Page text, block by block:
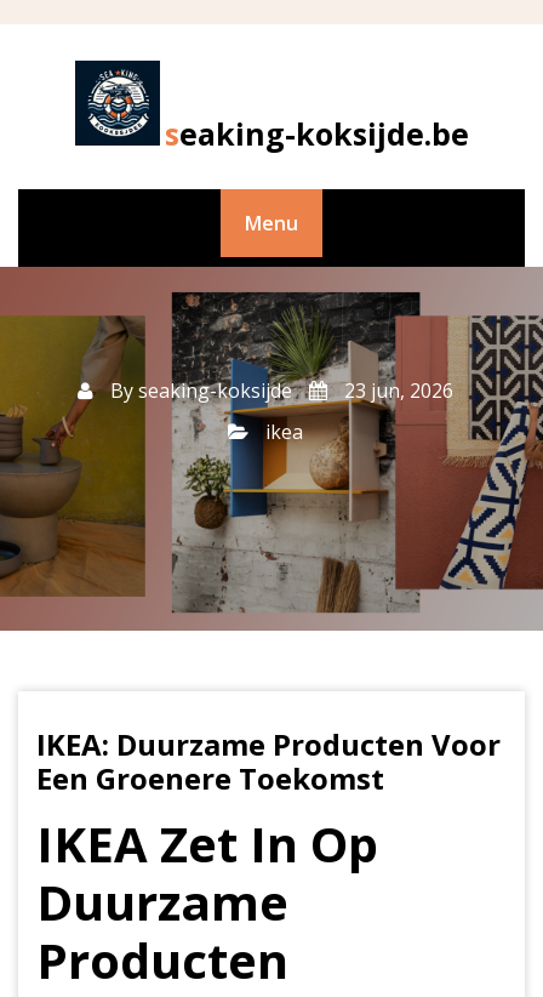
seaking-koksijde.be
Menu
Byseaking-koksijde
23 jun, 2026
ikea
IKEA: Duurzame Producten Voor
Een Groenere Toekomst
IKEA Zet In Op
Duurzame
Producten